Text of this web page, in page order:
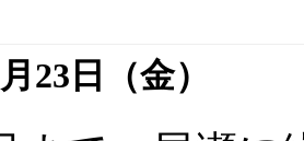
23日（金）